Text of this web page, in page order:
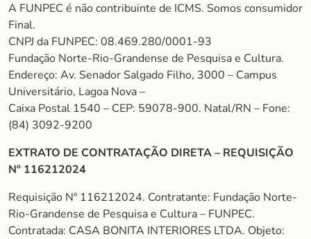
A FUNPEC é não contribuinte de ICMS. Somos consumidor
Final.
CNPJ da FUNPEC: 08.469.280/0001-93
Fundação Norte-Rio-Grandense de Pesquisa e Cultura.
Endereço: Av. Senador Salgado Filho, 3000 – Campus
Universitário, Lagoa Nova –
Caixa Postal 1540 – CEP: 59078-900. Natal/RN – Fone:
(84) 3092-9200
EXTRATO DE CONTRATAÇÃO DIRETA – REQUISIÇÃO
Nº 116212024
Requisição Nº 116212024. Contratante: Fundação Norte-
Rio-Grandense de Pesquisa e Cultura – FUNPEC.
Contratada: CASA BONITA INTERIORES LTDA. Objeto: